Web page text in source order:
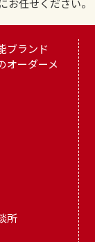
お任せください。
ブランド
オーダーメ
所